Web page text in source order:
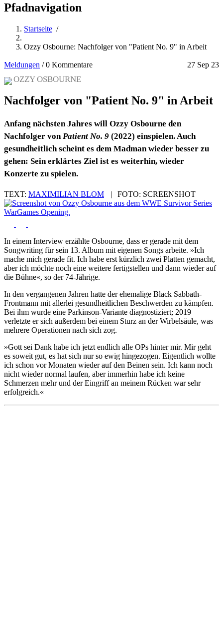
Pfadnavigation
Startseite /
Ozzy Osbourne: Nachfolger von "Patient No. 9" in Arbeit
Meldungen 27 Sep 23
/0 Kommentare
OZZY OSBOURNE
Nachfolger von "Patient No. 9" in Arbeit
Anfang nächsten Jahres will Ozzy Osbourne den
Nachfolger vonPatient No. 9 (2022) einspielen. Auch
gesundheitlich scheint es dem Madman wieder besser zu
gehen: Sein erklärtes Ziel ist es weiterhin, wieder
Konzerte zu spielen.
TEXT: MAXIMILIAN BLOM | FOTO: SCREENSHOT
In einem Interview erzählte Osbourne, dass er gerade mit dem
Songwriting für sein 13. Album mit eigenen Songs arbeite. »Ich
mache mich gerade fit. Ich habe erst kürzlich zwei Platten gemacht,
aber ich möchte noch eine weitere fertigstellen und dann wieder auf
die Bühne«, so der 74-Jährige.
In den vergangenen Jahren hatte der ehemalige Black Sabbath-
Frontmann mit allerlei gesundheitlichen Beschwerden zu kämpfen.
Bei ihm wurde eine Parkinson-Variante diagnostiziert; 2019
verletzte er sich außerdem bei einem Sturz an der Wirbelsäule, was
mehrere Operationen nach sich zog.
»Gott sei Dank habe ich jetzt endlich alle OPs hinter mir. Mir geht
es soweit gut, es hat sich nur so ewig hingezogen. Eigentlich wollte
ich schon vor Monaten wieder auf den Beinen sein. Ich kann noch
nicht wieder normal laufen, aber immerhin habe ich keine
Schmerzen mehr und der Eingriff an meinem Rücken war sehr
erfolgreich.«